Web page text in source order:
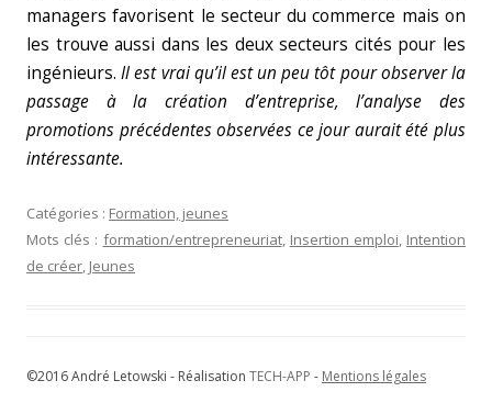
managers favorisent le secteur du commerce mais on
les trouve aussi dans les deux secteurs cités pour les
ingénieurs.Il est vrai qu’il est un peu tôt pour observer la
passage à la création d’entreprise, l’analyse des
promotions précédentes observées ce jour aurait été plus
intéressante.
Catégories : Formation, jeunes
Mots clés : formation/entrepreneuriat, Insertion emploi, Intention
de créer, Jeunes
©2016 André Letowski - Réalisation TECH-APP - Mentions légales